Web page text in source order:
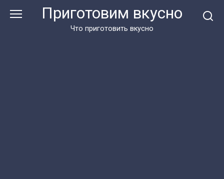
Приготовим вкусно
Что приготовить вкусно